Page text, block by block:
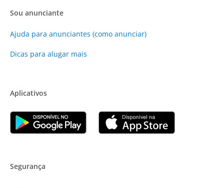
Sou anunciante
Ajuda para anunciantes (como anunciar)
Dicas para alugar mais
Aplicativos
Segurança